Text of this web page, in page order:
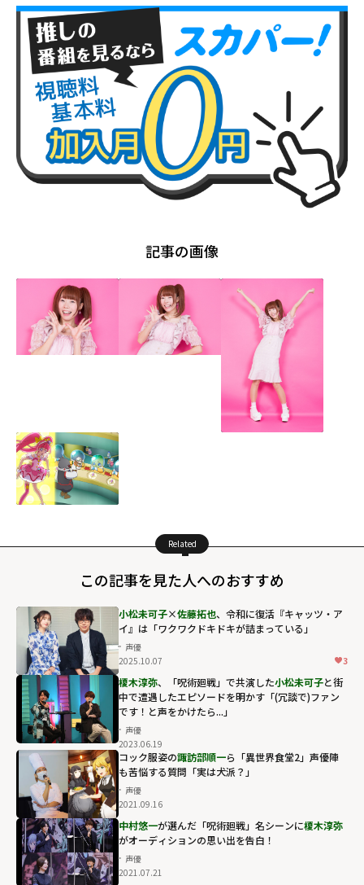
記事の画像
Related
この記事を見た人へのおすすめ
小松未可子×佐藤拓也、令和に復活『キャッツ・ア
イ』は「ワクワクドキドキが詰まっている」
声優
2025.10.07
3
榎木淳弥、「呪術廻戦」で共演した小松未可子と街
中で遭遇したエピソードを明かす「(冗談で)ファン
です！と声をかけたら...」
声優
2023.06.19
コック服姿の諏訪部順一ら「異世界食堂2」声優陣
も苦悩する質問「実は犬派？」
声優
2021.09.16
中村悠一が選んだ「呪術廻戦」名シーンに榎木淳弥
がオーディションの思い出を告白！
声優
2021.07.21